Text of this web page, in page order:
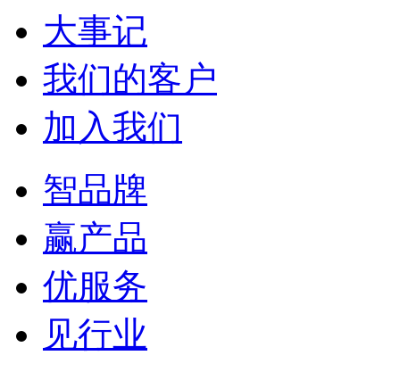
大事记
我们的客户
加入我们
智品牌
赢产品
优服务
见行业